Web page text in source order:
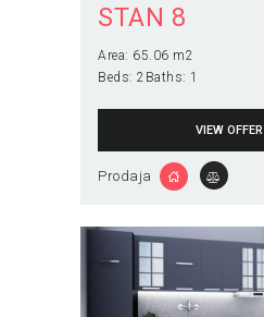
STAN 8
Area: 65.06 m2
Beds: 2 Baths: 1
VIEW OFFER
Prodaja